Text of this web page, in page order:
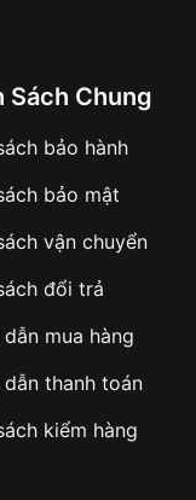
hàng hoặc
chóng
không mong
Sách Chung
bảo hành
bảo mật
vận chuyển
đổi trả
mua hàng
thanh toán
kiểm hàng